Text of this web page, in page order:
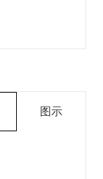
图示